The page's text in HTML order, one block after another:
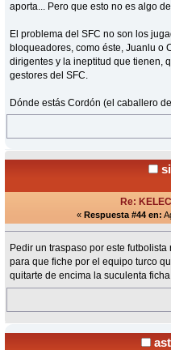
aporta... Pero que esto no es algo
El problema del SFC no son los
bloqueadores, como éste, Juanlu o
dirigentes y la ineptitud que tienen,
gestores del SFC.
Dónde estás Cordón (el caballero
Re:
« Respuesta #44 en:
Pedir un traspaso por este
para que fiche por el equipo turco
quitarte de encima la suculenta